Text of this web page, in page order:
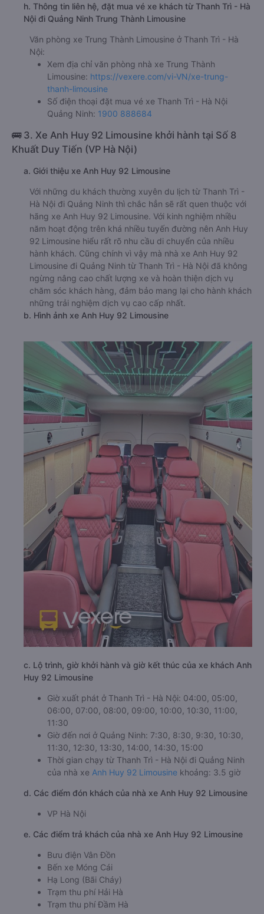
h. Thông tin liên hệ, đặt mua vé xe khách từ Thanh Trì - Hà
Nội đi Quảng Ninh Trung Thành Limousine
Văn phòng xe Trung Thành Limousine ở Thanh Trì - Hà
Nội:
Xem địa chỉ văn phòng nhà xe Trung Thành
Limousine: https://vexere.com/vi-VN/xe-trung-
thanh-limousine
Số điện thoại đặt mua vé xe Thanh Trì - Hà Nội
Quảng Ninh: 1900 888684
🚌 3. Xe Anh Huy 92 Limousine khởi hành tại Số 8
Khuất Duy Tiến (VP Hà Nội)
a. Giới thiệu xe Anh Huy 92 Limousine
Với những du khách thường xuyên du lịch từ Thanh Trì -
Hà Nội đi Quảng Ninh thì chắc hẳn sẽ rất quen thuộc với
hãng xe Anh Huy 92 Limousine. Với kinh nghiệm nhiều
năm hoạt động trên khá nhiều tuyến đường nên Anh Huy
92 Limousine hiểu rất rõ nhu cầu di chuyển của nhiều
hành khách. Cũng chính vì vậy mà nhà xe Anh Huy 92
Limousine đi Quảng Ninh từ Thanh Trì - Hà Nội đã không
ngừng nâng cao chất lượng xe và hoàn thiện dịch vụ
chăm sóc khách hàng, đảm bảo mang lại cho hành khách
những trải nghiệm dịch vụ cao cấp nhất.
b. Hình ảnh xe Anh Huy 92 Limousine
c. Lộ trình, giờ khởi hành và giờ kết thúc của xe khách Anh
Huy 92 Limousine
Giờ xuất phát ở Thanh Trì - Hà Nội: 04:00, 05:00,
06:00, 07:00, 08:00, 09:00, 10:00, 10:30, 11:00,
11:30
Giờ đến nơi ở Quảng Ninh: 7:30, 8:30, 9:30, 10:30,
11:30, 12:30, 13:30, 14:00, 14:30, 15:00
Thời gian chạy từ Thanh Trì - Hà Nội đi Quảng Ninh
của nhà xe Anh Huy 92 Limousine khoảng: 3.5 giờ
d. Các điểm đón khách của nhà xe Anh Huy 92 Limousine
VP Hà Nội
e. Các điểm trả khách của nhà xe Anh Huy 92 Limousine
Bưu điện Vân Đồn
Bến xe Móng Cái
Hạ Long (Bãi Cháy)
Trạm thu phí Hải Hà
Trạm thu phí Đầm Hà